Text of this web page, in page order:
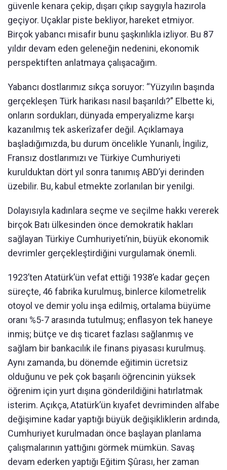
güvenle kenara çekip, dışarı çıkıp saygıyla hazırola
geçiyor. Uçaklar piste bekliyor, hareket etmiyor.
Birçok yabancı misafir bunu şaşkınlıkla izliyor. Bu 87
yıldır devam eden geleneğin nedenini, ekonomik
perspektiften anlatmaya çalışacağım.
Yabancı dostlarımız sıkça soruyor: “Yüzyılın başında
gerçekleşen Türk harikası nasıl başarıldı?” Elbette ki,
onların sordukları, dünyada emperyalizme karşı
kazanılmış tek askerîzafer değil. Açıklamaya
başladığımızda, bu durum öncelikle Yunanlı, İngiliz,
Fransız dostlarımızı ve Türkiye Cumhuriyeti
kurulduktan dört yıl sonra tanımış ABD’yi derinden
üzebilir. Bu, kabul etmekte zorlanılan bir yenilgi.
Dolayısıyla kadınlara seçme ve seçilme hakkı vererek
birçok Batı ülkesinden önce demokratik hakları
sağlayan Türkiye Cumhuriyeti’nin, büyük ekonomik
devrimler gerçekleştirdiğini vurgulamak önemli.
1923’ten Atatürk’ün vefat ettiği 1938’e kadar geçen
süreçte, 46 fabrika kurulmuş, binlerce kilometrelik
otoyol ve demir yolu inşa edilmiş, ortalama büyüme
oranı %5-7 arasında tutulmuş; enflasyon tek haneye
inmiş; bütçe ve dış ticaret fazlası sağlanmış ve
sağlam bir bankacılık ile finans piyasası kurulmuş.
Aynı zamanda, bu dönemde eğitimin ücretsiz
olduğunu ve pek çok başarılı öğrencinin yüksek
öğrenim için yurt dışına gönderildiğini hatırlatmak
isterim. Açıkça, Atatürk’ün kıyafet devriminden alfabe
değişimine kadar yaptığı büyük değişikliklerin ardında,
Cumhuriyet kurulmadan önce başlayan planlama
çalışmalarının yattığını görmek mümkün. Savaş
devam ederken yaptığı Eğitim Şûrası, her zaman